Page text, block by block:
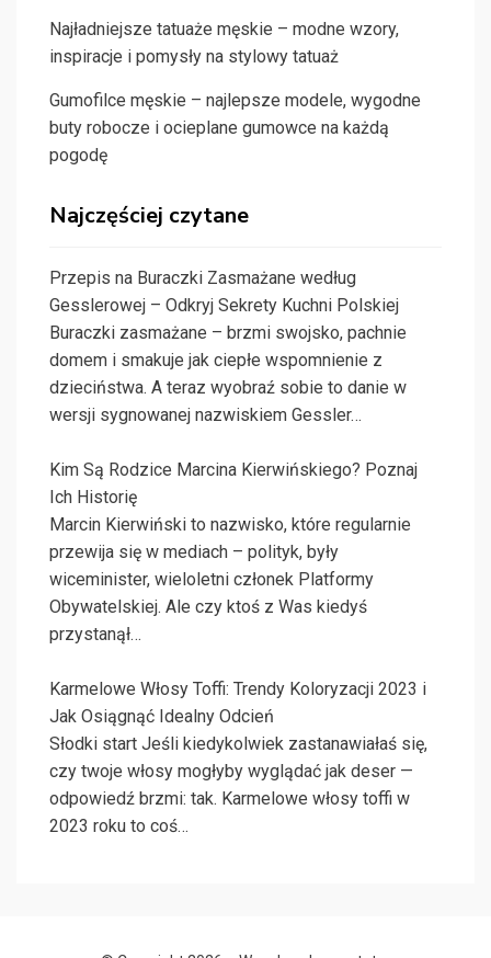
Najładniejsze tatuaże męskie – modne wzory,
inspiracje i pomysły na stylowy tatuaż
Gumofilce męskie – najlepsze modele, wygodne
buty robocze i ocieplane gumowce na każdą
pogodę
Najczęściej czytane
Przepis na Buraczki Zasmażane według
Gesslerowej – Odkryj Sekrety Kuchni Polskiej
Buraczki zasmażane – brzmi swojsko, pachnie
domem i smakuje jak ciepłe wspomnienie z
dzieciństwa. A teraz wyobraź sobie to danie w
wersji sygnowanej nazwiskiem Gessler…
Kim Są Rodzice Marcina Kierwińskiego? Poznaj
Ich Historię
Marcin Kierwiński to nazwisko, które regularnie
przewija się w mediach – polityk, były
wiceminister, wieloletni członek Platformy
Obywatelskiej. Ale czy ktoś z Was kiedyś
przystanął…
Karmelowe Włosy Toffi: Trendy Koloryzacji 2023 i
Jak Osiągnąć Idealny Odcień
Słodki start Jeśli kiedykolwiek zastanawiałaś się,
czy twoje włosy mogłyby wyglądać jak deser —
odpowiedź brzmi: tak. Karmelowe włosy toffi w
2023 roku to coś…